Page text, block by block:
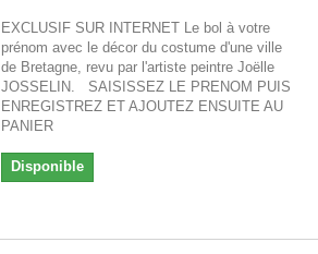
EXCLUSIF SUR INTERNET Le bol à votre
prénom avec le décor du costume d'une ville
de Bretagne, revu par l'artiste peintre Joëlle
JOSSELIN. SAISISSEZ LE PRENOM PUIS
ENREGISTREZ ET AJOUTEZ ENSUITE AU
PANIER
Disponible